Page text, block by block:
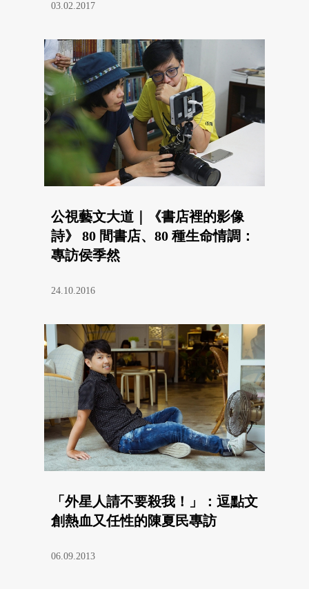
03.02.2017
公視藝文大道｜《書店裡的影像
詩》 80 間書店、80 種生命情調：
專訪侯季然
24.10.2016
「外星人請不要殺我！」：逗點文
創熱血又任性的陳夏民專訪
06.09.2013